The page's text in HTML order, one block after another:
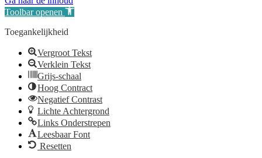
Toolbar openen
Toegankelijkheid
Vergroot Tekst
Verklein Tekst
Grijs-schaal
Hoog Contract
Negatief Contrast
Lichte Achtergrond
Links Onderstrepen
Leesbaar Font
Resetten